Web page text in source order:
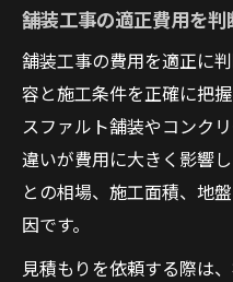
舗装工事の適正費用を
舗装工事の費用を適正に
容と施工条件を正確に把
スファルト舗装やコンク
違いが費用に大きく影響
との相場、施工面積、地
因です。
見積もりを依頼する際は